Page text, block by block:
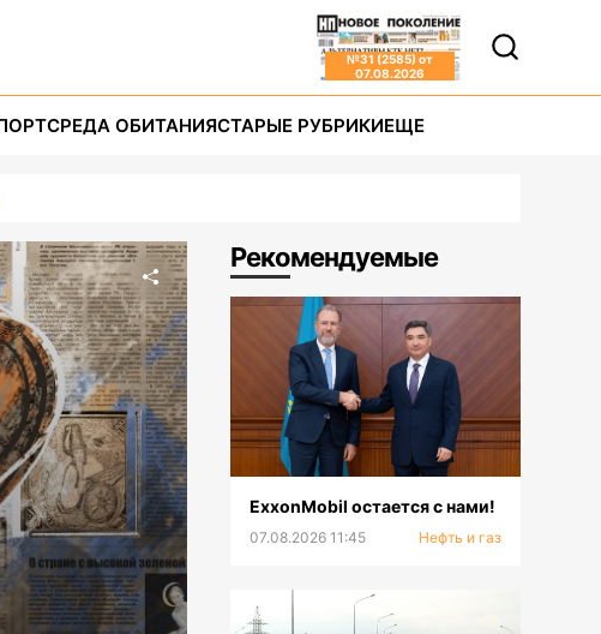
№31 (2585) от
07.08.2026
СРЕДА ОБИТАНИЯСТАРЫЕ РУБРИКИЕЩЕ
Рекомендуемые
ExxonMobil остается с нами!
07.08.2026 11:45 Нефть и газ